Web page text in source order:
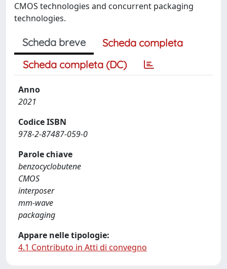
CMOS technologies and concurrent packaging
technologies.
Scheda breve
Scheda completa
Scheda completa (DC)
Anno
2021
Codice ISBN
978-2-87487-059-0
Parole chiave
benzocyclobutene
CMOS
interposer
mm-wave
packaging
Appare nelle tipologie:
4.1 Contributo in Atti di convegno